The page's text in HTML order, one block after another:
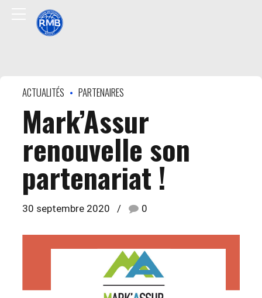
ACTUALITÉS PARTENAIRES
Mark’Assur
renouvelle son
partenariat !
30 septembre 2020 0